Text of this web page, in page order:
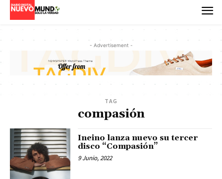
- Advertisement -
TAG
compasión
Ineino lanza nuevo su tercer
disco “Compasión”
9 Junio, 2022